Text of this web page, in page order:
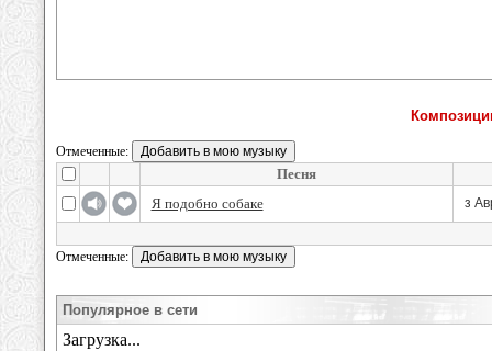
Отмеченные:
Песня
Я подобно собаке
з
Отмеченные:
Популярное в сети